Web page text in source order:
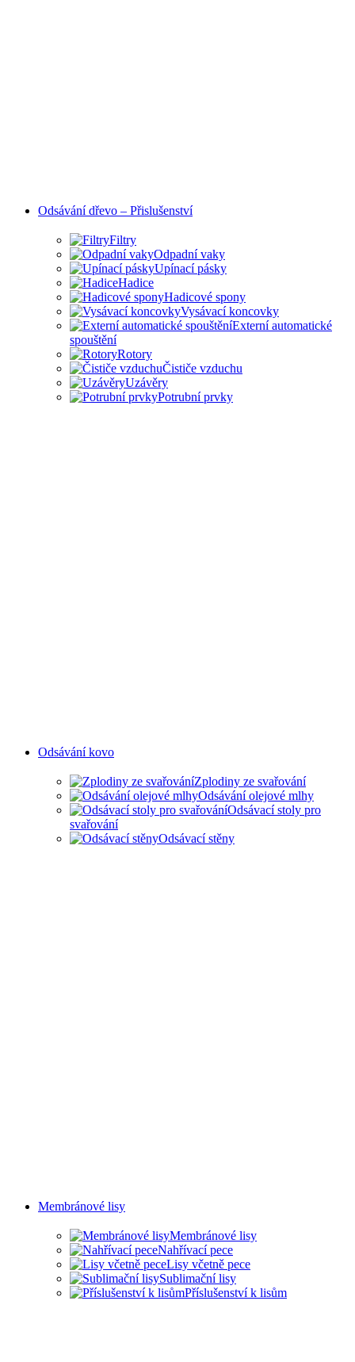
Odsávání dřevo – Přislušenství
Filtry
Odpadní vaky
Upínací pásky
Hadice
Hadicové spony
Vysávací koncovky
Externí automatické
spouštění
Rotory
Čističe vzduchu
Uzávěry
Potrubní prvky
Odsávání kovo
Zplodiny ze svařování
Odsávání olejové mlhy
Odsávací stoly pro
svařování
Odsávací stěny
Membránové lisy
Membránové lisy
Nahřívací pece
Lisy včetně pece
Sublimační lisy
Příslušenství k lisům